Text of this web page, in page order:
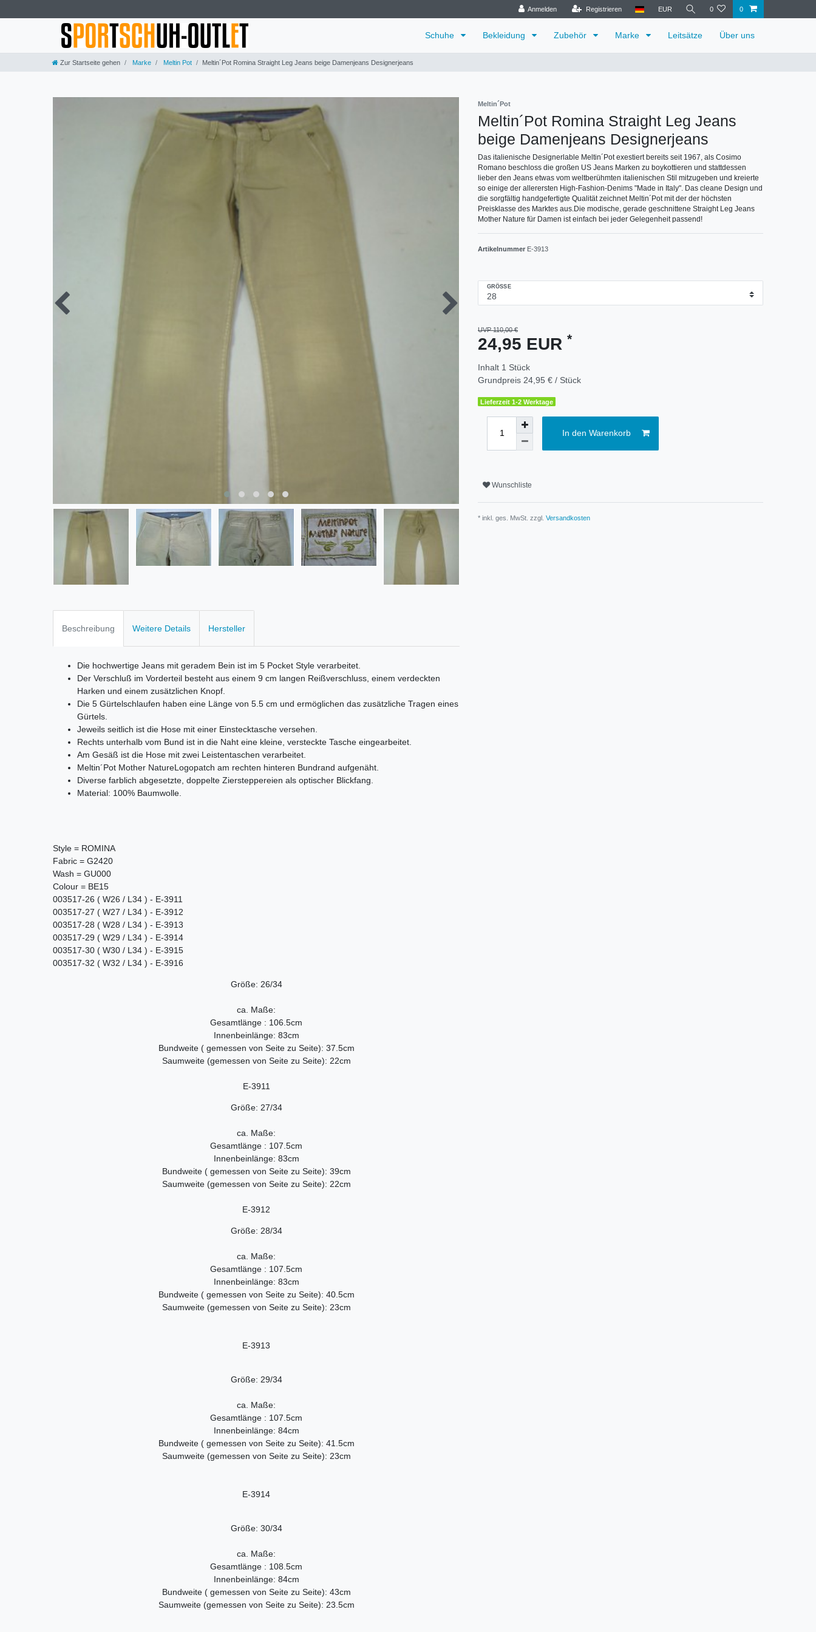
Anmelden Registrieren EUR 0 0
Schuhe Bekleidung Zubehör Marke Leitsätze Über uns
Zur Startseite gehen Marke Meltin Pot Meltin´Pot Romina Straight Leg Jeans beige Damenjeans Designerjeans
Meltin´Pot
Meltin´Pot Romina Straight Leg Jeans
beige Damenjeans Designerjeans
Das italienische Designerlable Meltin´Pot exestiert bereits seit 1967, als Cosimo
Romano beschloss die großen US Jeans Marken zu boykottieren und stattdessen
lieber den Jeans etwas vom weltberühmten italienischen Stil mitzugeben und kreierte
so einige der allerersten High-Fashion-Denims "Made in Italy". Das cleane Design und
die sorgfältig handgefertigte Qualität zeichnet Meltin´Pot mit der der höchsten
Preisklasse des Marktes aus.Die modische, gerade geschnittene Straight Leg Jeans
Mother Nature für Damen ist einfach bei jeder Gelegenheit passend!
Artikelnummer E-3913
GRÖSSE
UVP 110,00 €
24,95 EUR *
Inhalt 1 Stück
Grundpreis 24,95 € / Stück
Lieferzeit 1-2 Werktage
In den Warenkorb
Wunschliste
* inkl. ges. MwSt. zzgl. Versandkosten
Beschreibung Weitere Details Hersteller
Die hochwertige Jeans mit geradem Bein ist im 5 Pocket Style verarbeitet.
Der Verschluß im Vorderteil besteht aus einem 9 cm langen Reißverschluss, einem verdeckten
Harken und einem zusätzlichen Knopf.
Die 5 Gürtelschlaufen haben eine Länge von 5.5 cm und ermöglichen das zusätzliche Tragen eines
Gürtels.
Jeweils seitlich ist die Hose mit einer Einstecktasche versehen.
Rechts unterhalb vom Bund ist in die Naht eine kleine, versteckte Tasche eingearbeitet.
Am Gesäß ist die Hose mit zwei Leistentaschen verarbeitet.
Meltin´Pot Mother NatureLogopatch am rechten hinteren Bundrand aufgenäht.
Diverse farblich abgesetzte, doppelte Ziersteppereien als optischer Blickfang.
Material: 100% Baumwolle.
Style = ROMINA
Fabric = G2420
Wash = GU000
Colour = BE15
003517-26 ( W26 / L34 ) - E-3911
003517-27 ( W27 / L34 ) - E-3912
003517-28 ( W28 / L34 ) - E-3913
003517-29 ( W29 / L34 ) - E-3914
003517-30 ( W30 / L34 ) - E-3915
003517-32 ( W32 / L34 ) - E-3916
Größe: 26/34
ca. Maße:
Gesamtlänge : 106.5cm
Innenbeinlänge: 83cm
Bundweite ( gemessen von Seite zu Seite): 37.5cm
Saumweite (gemessen von Seite zu Seite): 22cm
E-3911
Größe: 27/34
ca. Maße:
Gesamtlänge : 107.5cm
Innenbeinlänge: 83cm
Bundweite ( gemessen von Seite zu Seite): 39cm
Saumweite (gemessen von Seite zu Seite): 22cm
E-3912
Größe: 28/34
ca. Maße:
Gesamtlänge : 107.5cm
Innenbeinlänge: 83cm
Bundweite ( gemessen von Seite zu Seite): 40.5cm
Saumweite (gemessen von Seite zu Seite): 23cm
E-3913
Größe: 29/34
ca. Maße:
Gesamtlänge : 107.5cm
Innenbeinlänge: 84cm
Bundweite ( gemessen von Seite zu Seite): 41.5cm
Saumweite (gemessen von Seite zu Seite): 23cm
E-3914
Größe: 30/34
ca. Maße:
Gesamtlänge : 108.5cm
Innenbeinlänge: 84cm
Bundweite ( gemessen von Seite zu Seite): 43cm
Saumweite (gemessen von Seite zu Seite): 23.5cm